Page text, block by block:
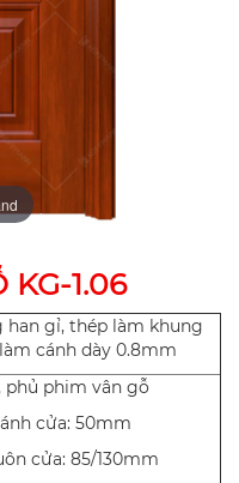
KG-1.06
han gỉ, thép làm khung
cánh dày 0.8mm
phủ phim vân gỗ
cửa: 50mm
cửa: 85/130mm